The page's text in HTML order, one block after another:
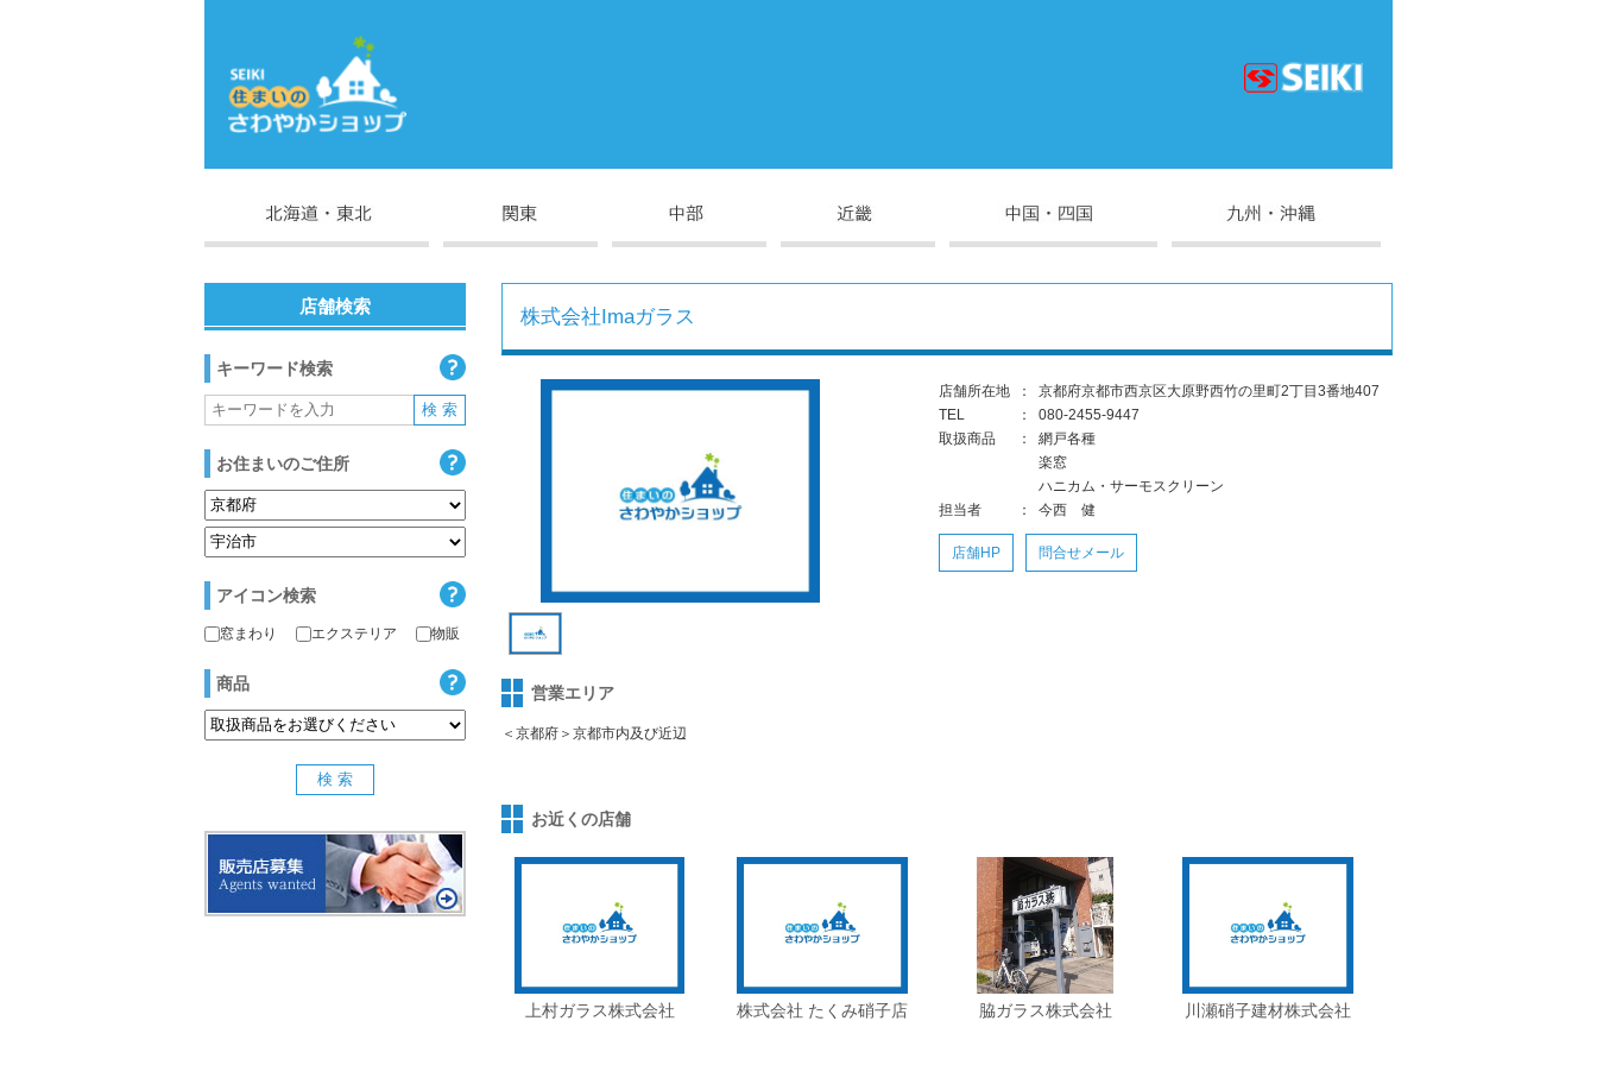
株式会社Imaガラス
店舗所在地 ：
京都府京都市西京区大原野西竹の里町2丁目3番地407
TEL
：
080-2455-9447
取扱商品
：
網戸各種
楽窓
ハニカム・サーモスクリーン
担当者
： 今西 健
店舗HP 問合せメール
営業エリア
＜京都府＞京都市内及び近辺
お近くの店舗
上村ガラス株式会社 株式会社 たくみ硝子店 脇ガラス株式会社 川瀬硝子建材株式会社
店舗検索
キーワード検索
お住まいのご住所
アイコン検索
窓まわり エクステリア 物販
商品